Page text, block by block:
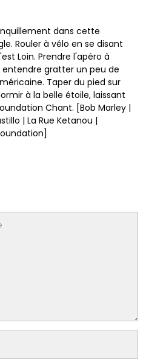
dans cette
Rouler à vélo en se disant
Loin. Prendre l'apéro à
gratter un peu de
Taper du pied sur
à la belle étoile, laissant
Chant. [Bob Marley |
| La Rue Ketanou |